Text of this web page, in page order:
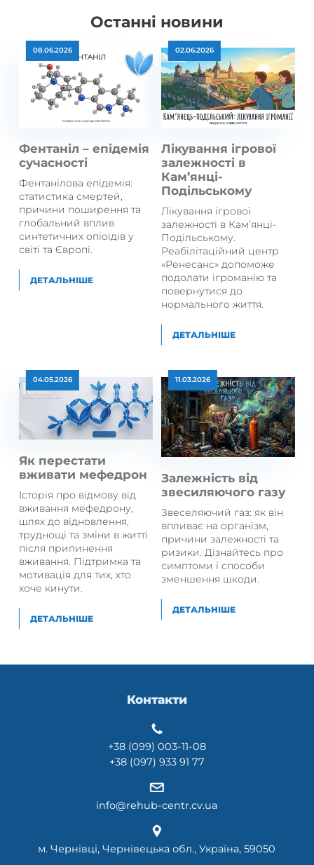
Останні новини
Фентаніл – епідемія
сучасності
08.06.2026
Фентанілова епідемія:
статистика смертей,
причини поширення та
глобальний вплив
синтетичних опіоїдів у
світі та Європі.
ДЕТАЛЬНІШЕ
Лікування ігрової
залежності в
Кам’янці-
Подільському
02.06.2026
Лікування ігрової
залежності в Кам’янці-
Подільському.
Реабілітаційний центр
«Ренесанс» допоможе
подолати ігроманію та
повернутися до
нормального життя.
ДЕТАЛЬНІШЕ
Як перестати
вживати мефедрон
04.05.2026
Історія про відмову від
вживання мефедрону,
шлях до відновлення,
труднощі та зміни в житті
після припинення
вживання. Підтримка та
мотивація для тих, хто
хоче кинути.
ДЕТАЛЬНІШЕ
Залежність від
звесиляючого газу
11.03.2026
Звеселяючий газ: як він
впливає на організм,
причини залежності та
ризики. Дізнайтесь про
симптоми і способи
зменшення шкоди.
ДЕТАЛЬНІШЕ
Контакти
+38 (099) 003-11-08
+38 (097) 933 91 77
info@rehub-centr.cv.ua
м. Чернівці, Чернівецька обл., Україна, 59050